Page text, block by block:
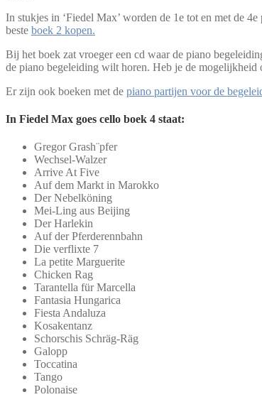
In stukjes in ‘Fiedel Max’ worden de 1e tot en met de
beste boek 2 kopen.
Bij het boek zat vroeger een cd waar de piano
de piano begeleiding wilt horen. Heb je de mogelijkheid
Er zijn ook boeken met de piano partijen voor de
In Fiedel Max goes cello boek 4 staat:
Gregor Grash¨pfer
Wechsel-Walzer
Arrive At Five
Auf dem Markt in Marokko
Der Nebelköning
Mei-Ling aus Beijing
Der Harlekin
Auf der Pferderennbahn
Die verflixte 7
La petite Marguerite
Chicken Rag
Tarantella für Marcella
Fantasia Hungarica
Fiesta Andaluza
Kosakentanz
Schorschis Schräg-Räg
Galopp
Toccatina
Tango
Polonaise